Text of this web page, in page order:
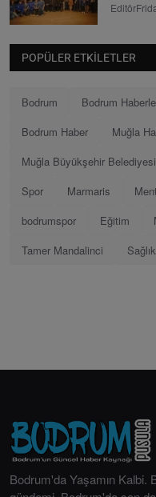
Editör
POPÜLER ETKILETLER
Bodrum Bodrum
Bodrum Haber
Muğla
Muğla Büyükşehir Belediyesi
Spor
Marmaris
bodrumspor
Eğitim
Tamer Mandalinci
Sağlık
Bodrum'da Yaşamın Kalbi.